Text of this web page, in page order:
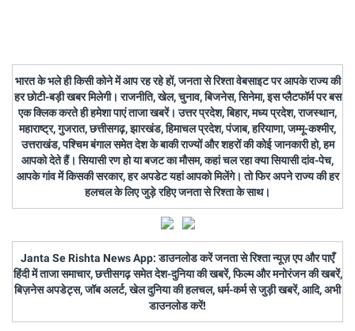
भारत के भले ही किसी कोने में आप रह रहे हों, जनता से रिश्ता वेबसाइट पर आपके राज्य की
हर छोटी-बड़ी खबर मिलेगी। राजनीति, खेल, चुनाव, बिजनेस, सिनेमा, इस प्लैटफॉर्म पर बस
एक क्लिक करते ही हमेशा पाएं ताजा खबरें। उत्तर प्रदेश, बिहार, मध्य प्रदेश, राजस्थान,
महाराष्ट्र, गुजरात, छत्तीसगढ़, झारखंड, हिमाचल प्रदेश, पंजाब, हरियाणा, जम्मू-कश्मीर,
उत्तराखंड, पश्चिम बंगाल समेत देश के बाकी राज्यों और शहरों की कोई जानकारी हो, हम
आपको देते हैं। सियासी रण हो या बजट का मौसम, कहां चल रहा क्या सियासी दांव-पेच,
आपके गांव में किसकी सरकार, हर अपडेट यहां आपको मिलेंगे। तो फिर अपने राज्य की हर
हलचल के लिए जुड़े रहिए जनता से रिश्ता के साथ।
Janta Se Rishta News App: डाउनलोड करें जनता से रिश्ता न्यूज़ एप और पाएँ
हिंदी में ताजा समाचार, छत्तीसगढ़ समेत देश-दुनिया की खबरें, फिल्म और मनोरंजन की खबरें,
बिज़नेस अपडेट्स, जॉब अलर्ट, खेल दुनिया की हलचल, धर्म-कर्म से जुड़ी खबरें, आदि, अभी
डाउनलोड करें!